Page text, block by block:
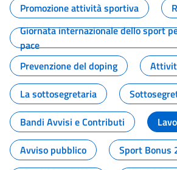
Promozione attività sportiva
Giornata internazionale dello sport
pace
Prevenzione del doping
La sottosegretaria
Bandi Avvisi e Contributi
Avviso pubblico
Sport Bonus